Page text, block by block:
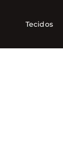
Tecidos